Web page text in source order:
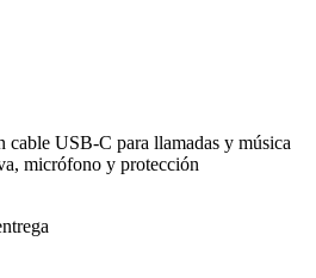
cable USB-C para llamadas y música
micrófono y protección